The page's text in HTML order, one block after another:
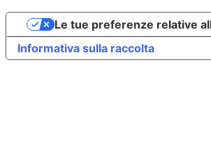
Informativa sulla raccolta
Le tue preferenze relative